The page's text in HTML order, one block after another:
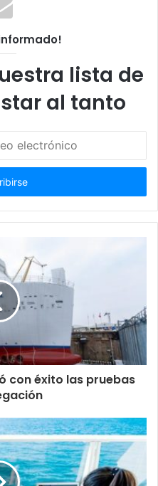
lista de
al tanto
con éxito las pruebas